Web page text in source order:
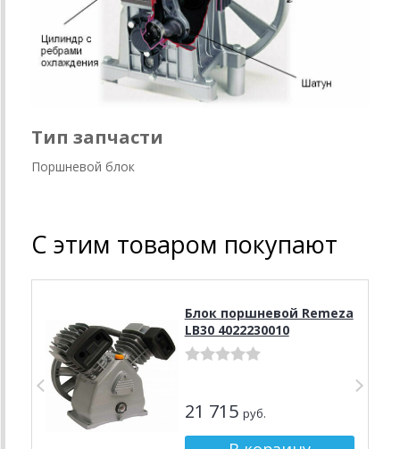
Тип запчасти
Поршневой блок
С этим товаром покупают
Блок поршневой Remeza
LB30 4022230010
21 715 руб.